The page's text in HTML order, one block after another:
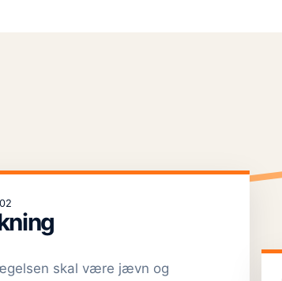
skal være jævn og